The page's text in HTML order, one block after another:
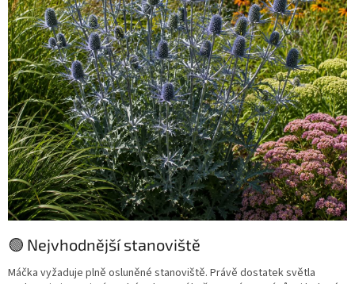
🟢 Nejvhodnější stanoviště
Máčka vyžaduje plně osluněné stanoviště. Právě dostatek světla